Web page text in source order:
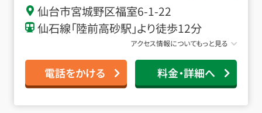
仙台市宮城野区福室6-1-22
仙石線「陸前高砂駅」より徒歩12分
アクセス情報についてもっと見る
電話をかける 料金・詳細へ